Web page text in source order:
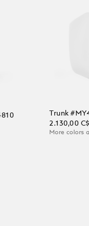
Trunk
2.130,00 C$
More colors